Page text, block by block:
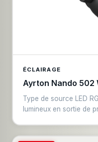
ÉCLAIRAGE
Ayrton Nando 502
Type de source LED
lumineux en sortie de